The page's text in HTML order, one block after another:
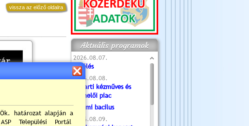
vissza az előző oldalra
Aktuális programok
2026.08.07.
Túlélés
2026.08.08.
Tóparti kézműves és
termelői piac
Valami bacilus
2026.08.09.